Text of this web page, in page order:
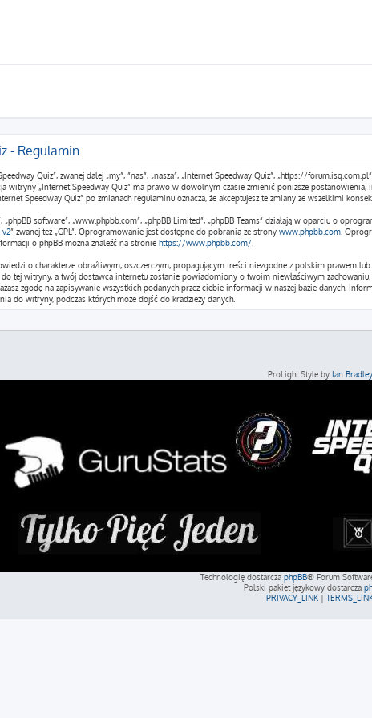
- Regulamin
Quiz”, zwanej dalej „my”, ”nas”, „nasza”, „Internet Speedway Quiz”, „https://
witryny „Internet Speedway Quiz” ma prawo w dowolnym czasie zmienić poniższe
Speedway Quiz” po zmianach regulaminu oznacza, że akceptujesz te zmiany ze wszelkimi
„phpBB software”, „www.phpbb.com”, „phpBB Limited”, „phpBB Teams” działają w oparciu o
v2” zwanej też „GPL”. Oprogramowanie jest dostępne do pobrania ze strony www.phpbb.com .
o phpBB można znaleźć na stronie https://www.phpbb.com/
o charakterze obraźliwym, oszczerczym, propagującym treści niezgodne z polskim prawem
tej witryny, a twój dostawca internetu zostanie powiadomiony o twoim niewłaściwym
zgodę na zapisywanie wszystkich podanych przez ciebie informacji w naszej bazie danych.
do witryny, podczas których może dojść do kradzieży danych.
ProLight Style by Ian Bradley
Technologię dostarcza phpBB® Forum
Polski pakiet językowy dostarcza
PRIVACY_LINK |